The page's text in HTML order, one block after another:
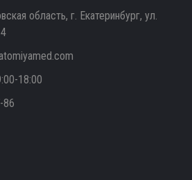
область, г. Екатеринбург, ул.
18:00
86